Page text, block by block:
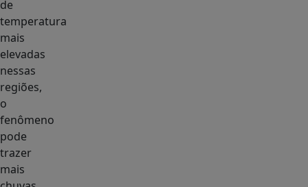
de
temperatura
mais
elevadas
nessas
regiões,
o
fenômeno
pode
trazer
mais